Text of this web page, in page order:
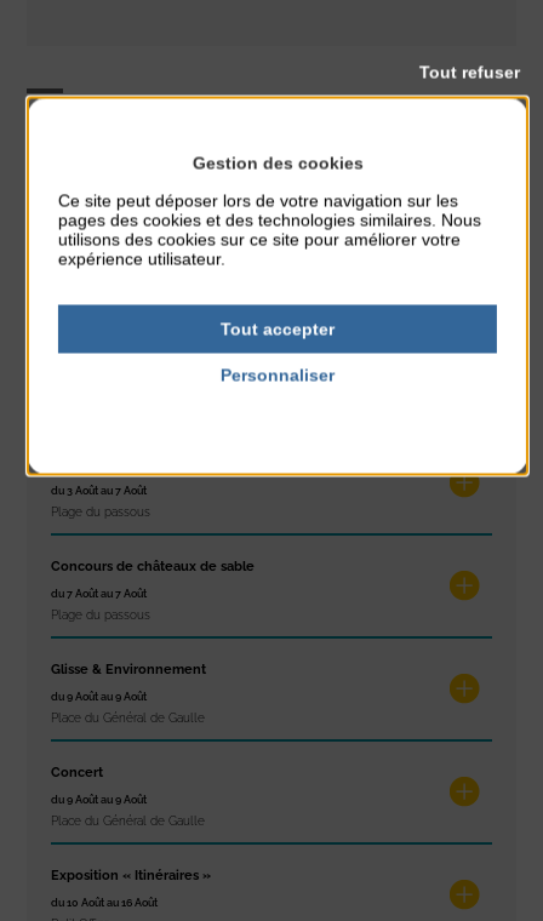
Animation Bien être Sport
PARTAGER CETTE INFO :
À noter aussi
du 3 Août au 7 Août
Plage du passous
Concours de châteaux de sable
du 7 Août au 7 Août
Plage du passous
Glisse & Environnement
du 9 Août au 9 Août
Place du Général de Gaulle
Concert
du 9 Août au 9 Août
Place du Général de Gaulle
Exposition « Itinéraires »
du 10 Août au 16 Août
Gestion des cookies
Ce site peut déposer lors de votre navigation sur les
pages des cookies et des technologies similaires. Nous
utilisons des cookies sur ce site pour améliorer votre
expérience utilisateur.
Tout accepter
Tout refuser
Personnaliser